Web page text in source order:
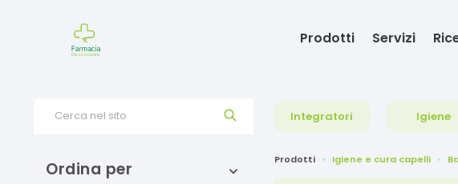
Prodotti Servizi
Cerca nel sito Integratori Igiene
Ordina per Prodotti Igiene e cura capelli